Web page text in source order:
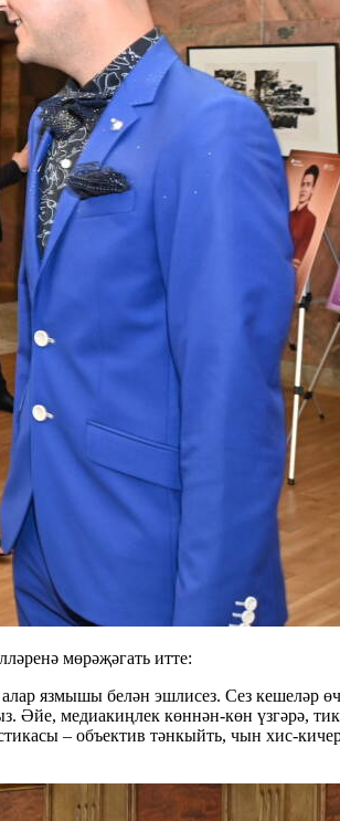
мөрәҗәгать итте:
язмышы белән эшлисез. Сез кешеләр
медиакиңлек көннән-көн үзгәрә, тик
– объектив тәнкыйть, чын хис-